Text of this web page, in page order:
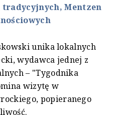
Mentzen
unika lokalnych
wydawca jednej z
– "Tygodnika
wizytę w
popieranego